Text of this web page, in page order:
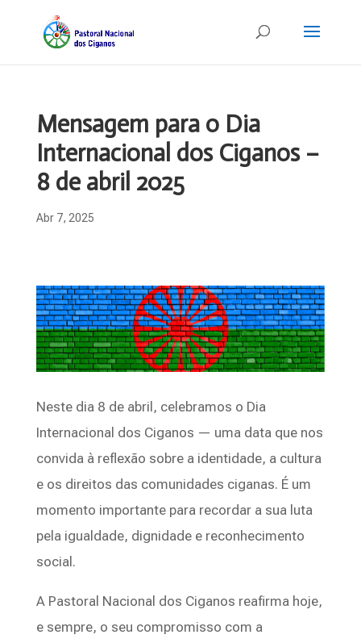
Mensagem para o Dia
Internacional dos Ciganos –
8 de abril 2025
Abr 7, 2025
Neste dia 8 de abril, celebramos o Dia
Internacional dos Ciganos — uma data que nos
convida à reflexão sobre a identidade, a cultura
e os direitos das comunidades ciganas. É um
momento importante para recordar a sua luta
pela igualdade, dignidade e reconhecimento
social.
A Pastoral Nacional dos Ciganos reafirma hoje,
e sempre, o seu compromisso com a